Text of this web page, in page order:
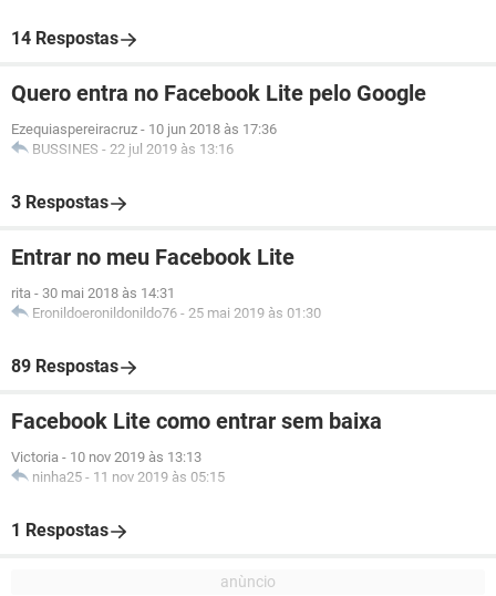
14 Respostas
Quero entra no Facebook Lite pelo Google
Ezequiaspereiracruz - 10 jun 2018 às 17:36
BUSSINES - 22 jul 2019 às 13:16
3 Respostas
Entrar no meu Facebook Lite
rita - 30 mai 2018 às 14:31
Eronildoeronildonildo76 - 25 mai 2019 às 01:30
89 Respostas
Facebook Lite como entrar sem baixa
Victoria - 10 nov 2019 às 13:13
ninha25 - 11 nov 2019 às 05:15
1 Respostas